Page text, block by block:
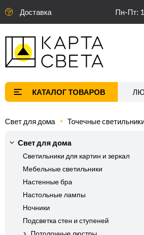
Доставка Пн-Пт:
Свет для дома Точечные
Свет для дома
Светильники для картин и зеркал
Мебельные светильники
Настенные бра
Настольные лампы
Ночники
Подсветка стен и ступеней
Потолочные люстры